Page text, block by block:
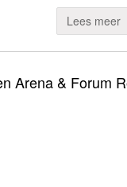
Lees meer
Arena & Forum